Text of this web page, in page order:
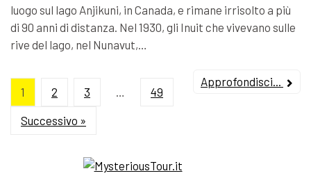
luogo sul lago Anjikuni, in Canada, e rimane irrisolto a più
di 90 anni di distanza. Nel 1930, gli Inuit che vivevano sulle
rive del lago, nel Nunavut,…
Approfondisci...
1 2 3 49
Successivo »